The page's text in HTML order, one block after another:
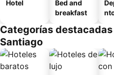
Hotel
Bed and
breakfast
Categorías
Santiago